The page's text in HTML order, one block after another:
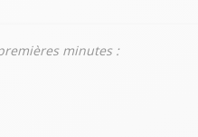
minutes :